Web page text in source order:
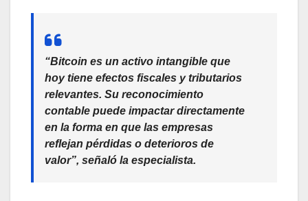
“Bitcoin es un activo intangible que
hoy tiene efectos fiscales y tributarios
relevantes. Su reconocimiento
contable puede impactar directamente
en la forma en que las empresas
reflejan pérdidas o deterioros de
valor”, señaló la especialista.